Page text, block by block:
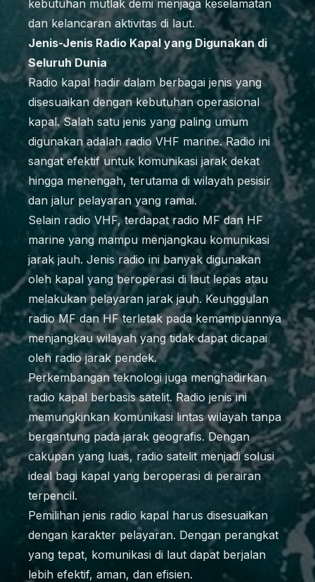
kebutuhan mutlak demi menjaga keselamatan
dan kelancaran aktivitas di laut.
Jenis-Jenis Radio Kapal yang Digunakan di
Seluruh Dunia
Radio kapal hadir dalam berbagai jenis yang
disesuaikan dengan kebutuhan operasional
kapal. Salah satu jenis yang paling umum
digunakan adalah radio VHF marine. Radio ini
sangat efektif untuk komunikasi jarak dekat
hingga menengah, terutama di wilayah pesisir
dan jalur pelayaran yang ramai.
Selain radio VHF, terdapat radio MF dan HF
marine yang mampu menjangkau komunikasi
jarak jauh. Jenis radio ini banyak digunakan
oleh kapal yang beroperasi di laut lepas atau
melakukan pelayaran jarak jauh. Keunggulan
radio MF dan HF terletak pada kemampuannya
menjangkau wilayah yang tidak dapat dicapai
oleh radio jarak pendek.
Perkembangan teknologi juga menghadirkan
radio kapal berbasis satelit. Radio jenis ini
memungkinkan komunikasi lintas wilayah tanpa
bergantung pada jarak geografis. Dengan
cakupan yang luas, radio satelit menjadi solusi
ideal bagi kapal yang beroperasi di perairan
terpencil.
Pemilihan jenis radio kapal harus disesuaikan
dengan karakter pelayaran. Dengan perangkat
yang tepat, komunikasi di laut dapat berjalan
lebih efektif, aman, dan efisien.